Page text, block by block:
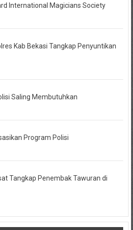
International Magicians Society
Kab Bekasi Tangkap Penyuntikan
Saling Membutuhkan
Program Polisi
Tangkap Penembak Tawuran di